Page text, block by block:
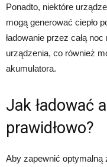
Ponadto, niektóre
mogą generować ciepło
ładowanie przez całą
urządzenia, co również
akumulatora.
Jak ładować
prawidłowo?
Aby zapewnić optymalną